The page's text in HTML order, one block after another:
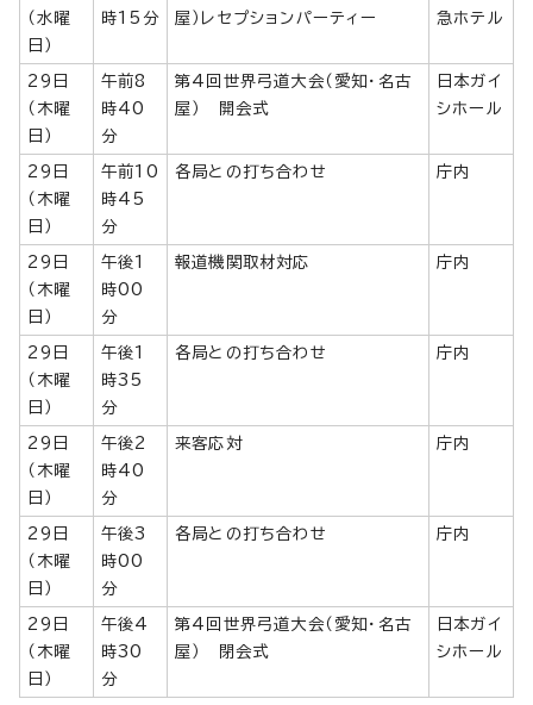
（水曜
日）
時15分
屋）レセプションパーティー
急ホテル
29日
（木曜
日）
午前8
時40
分
第4回世界弓道大会（愛知・名古
屋） 開会式
日本ガイ
シホール
29日
（木曜
日）
午前10
時45
分
各局との打ち合わせ 庁内
29日
（木曜
日）
午後1
時00
分
報道機関取材対応 庁内
29日
（木曜
日）
午後1
時35
分
各局との打ち合わせ 庁内
29日
（木曜
日）
午後2
時40
分
来客応対 庁内
29日
（木曜
日）
午後3
時00
分
各局との打ち合わせ 庁内
29日
（木曜
日）
午後4
時30
分
第4回世界弓道大会（愛知・名古
屋） 閉会式
日本ガイ
シホール